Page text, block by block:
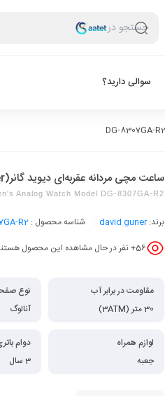
جستجو در
سوالی دارید؟
ساعت مچی مردانه عقربه‌ای دیوید گانر(David Guner) مدل DG-8307GA-R2
Analog Watch Model DG-8307GA-R2
برند: david guner شناسه محصول : R2
56+ نفر در حال مشاهده این محصول
مقاومت در برابر آب
30 متر (3ATM)
نوع
آنالوگ
تقویم چندمنطقه‌ای / جهانی (World Time Calendar)
لوازم همراه
جعبه
دوام
3 سال